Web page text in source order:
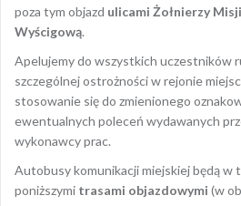
poza tym objazd ulicami Żołnierzy
Wyścigową.
Apelujemy do wszystkich uczestników
szczególnej ostrożności w rejonie
stosowanie się do zmienionego
ewentualnych poleceń wydawanych
wykonawcy prac.
Autobusy komunikacji miejskiej będą w
poniższymi trasami objazdowymi (w